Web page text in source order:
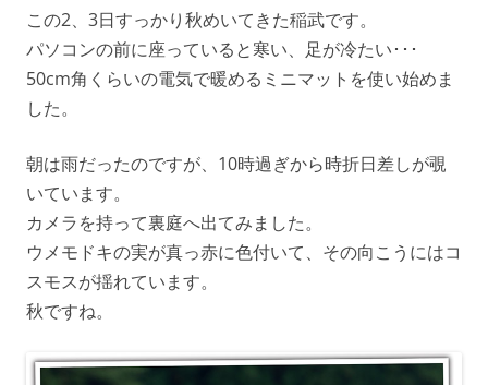
この2、3日すっかり秋めいてきた稲武です。
パソコンの前に座っていると寒い、足が冷たい･･･
50cm角くらいの電気で暖めるミニマットを使い始めま
した。
朝は雨だったのですが、10時過ぎから時折日差しが覗
いています。
カメラを持って裏庭へ出てみました。
ウメモドキの実が真っ赤に色付いて、その向こうにはコ
スモスが揺れています。
秋ですね。